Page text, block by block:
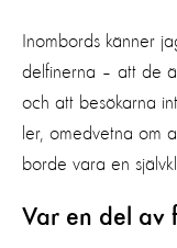
Inombords känner
delfinerna – att de
och att besökarna
ler, omedvetna om
borde vara en
Var en del av